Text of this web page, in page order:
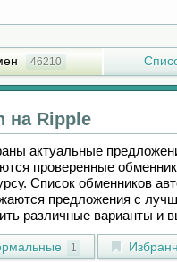
46210
на Ripple
актуальные
проверенные
Список обменников
предложения с
различные варианты
1